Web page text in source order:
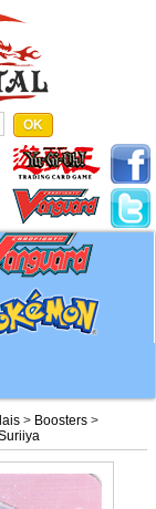
> Boosters >